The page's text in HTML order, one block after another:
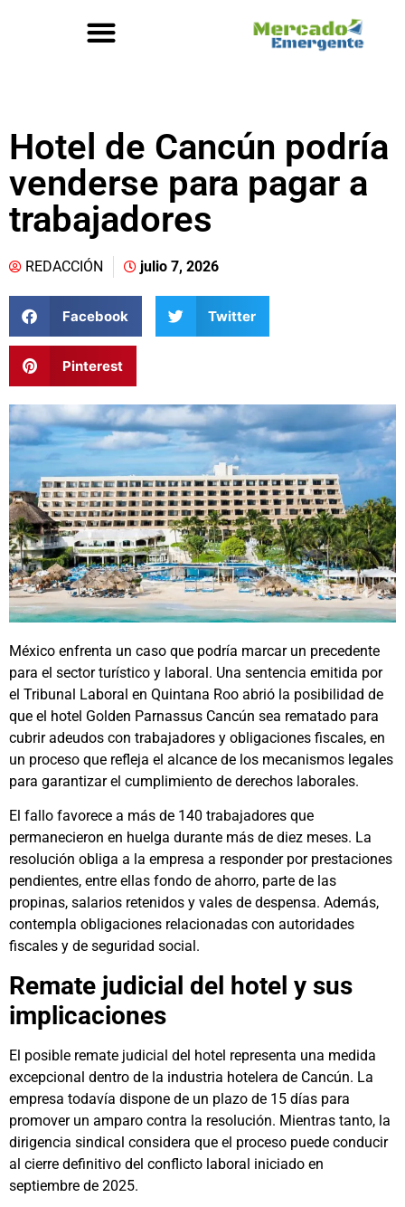
Hotel de Cancún podría
venderse para pagar a
trabajadores
REDACCIÓN julio 7, 2026
Facebook Twitter
Pinterest
México enfrenta un caso que podría marcar un precedente
para el sector turístico y laboral. Una sentencia emitida por
el Tribunal Laboral en Quintana Roo abrió la posibilidad de
que el hotel Golden Parnassus Cancún sea rematado para
cubrir adeudos con trabajadores y obligaciones fiscales, en
un proceso que refleja el alcance de los mecanismos legales
para garantizar el cumplimiento de derechos laborales.
El fallo favorece a más de 140 trabajadores que
permanecieron en huelga durante más de diez meses. La
resolución obliga a la empresa a responder por prestaciones
pendientes, entre ellas fondo de ahorro, parte de las
propinas, salarios retenidos y vales de despensa. Además,
contempla obligaciones relacionadas con autoridades
fiscales y de seguridad social.
Remate judicial del hotel y sus
implicaciones
El posible remate judicial del hotel representa una medida
excepcional dentro de la industria hotelera de Cancún. La
empresa todavía dispone de un plazo de 15 días para
promover un amparo contra la resolución. Mientras tanto, la
dirigencia sindical considera que el proceso puede conducir
al cierre definitivo del conflicto laboral iniciado en
septiembre de 2025.